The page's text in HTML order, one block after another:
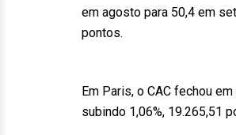
em agosto para 50,4 em
pontos.
Em Paris, o CAC fechou
subindo 1,06%, 19.265,51